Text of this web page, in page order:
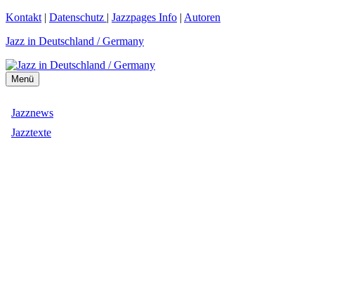
Zum
springen
Kontakt | Datenschutz | Jazzpages Info | Autoren
Jazz in Deutschland / Germany
Menü
Jazznews
Jazztexte